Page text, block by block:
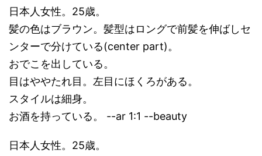
日本人女性。25歳。
髪の色はブラウン。髪型はロングで前髪を伸ばしセ
ンターで分けている(center part)。
おでこを出している。
目はややたれ目。左目にほくろがある。
スタイルは細身。
お酒を持っている。 --ar 1:1 --beauty
日本人女性。25歳。